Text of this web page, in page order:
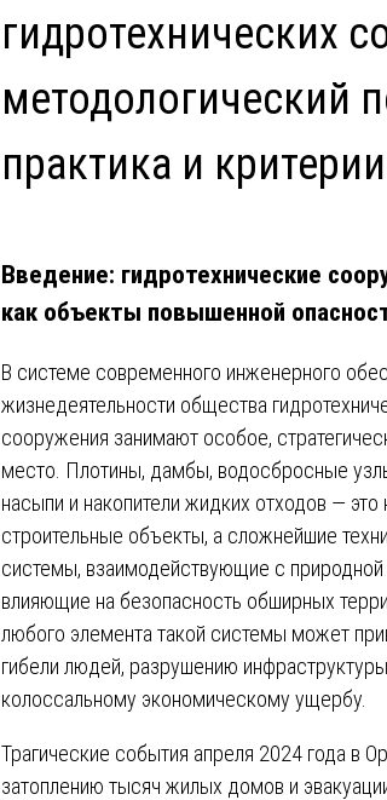
гидротехнических
методологический
практика и
Введение: гидротехнические
как объекты повышенной
В системе современного инженерного
жизнедеятельности общества
сооружения занимают особое,
место. Плотины, дамбы, водосбросные
насыпи и накопители жидких отходов — это
строительные объекты, а сложнейшие
системы, взаимодействующие с
влияющие на безопасность обширных
любого элемента такой системы может
гибели людей, разрушению
колоссальному экономическому ущербу.
Трагические события апреля 2024 года в
затоплению тысяч жилых домов и